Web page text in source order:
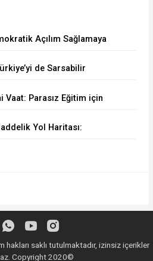
Açılım Sağlamaya
de Sarsabilir
Vaat: Parasız Eğitim için
Yol Haritası:
saklı tutulmaktadır, izinsiz içerikler
Copyright 2020©